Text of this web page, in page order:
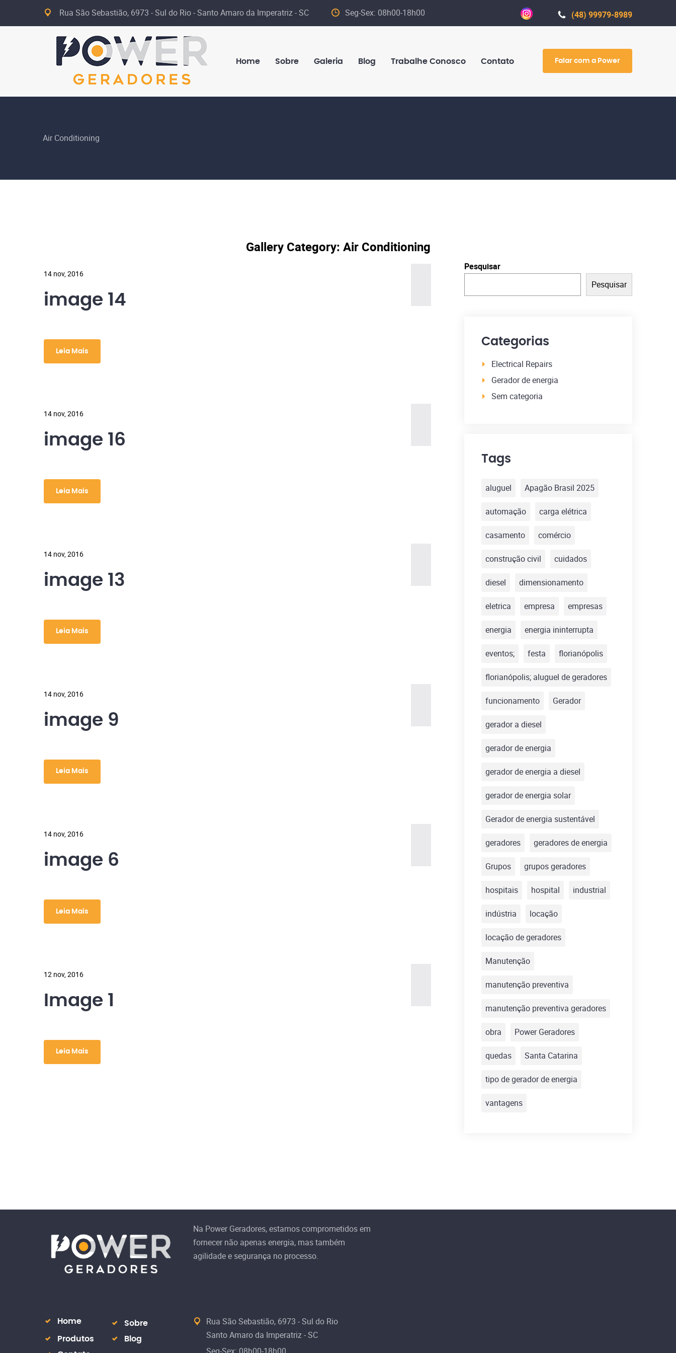
Rua São Sebastião, 6973 - Sul do Rio - Santo Amaro da Imperatriz - SC Seg-Sex: 08h00-18h00 (48) 99979-8989
Home Sobre Galeria Blog Trabalhe Conosco Contato Falar com a Power
Air Conditioning
Gallery Category: Air Conditioning
14 nov, 2016
image 14
Leia Mais
14 nov, 2016
image 16
Leia Mais
14 nov, 2016
image 13
Leia Mais
14 nov, 2016
image 9
Leia Mais
14 nov, 2016
image 6
Leia Mais
12 nov, 2016
Image 1
Leia Mais
Pesquisar
Pesquisar
Categorias
Electrical Repairs
Gerador de energia
Sem categoria
Tags
aluguel Apagão Brasil 2025
automação carga elétrica
casamento comércio
construção civil cuidados
diesel dimensionamento
eletrica empresa empresas
energia energia ininterrupta
eventos; festa florianópolis
florianópolis; aluguel de geradores
funcionamento Gerador
gerador a diesel
gerador de energia
gerador de energia a diesel
gerador de energia solar
Gerador de energia sustentável
geradores geradores de energia
Grupos grupos geradores
hospitais hospital industrial
indústria locação
locação de geradores
Manutenção
manutenção preventiva
manutenção preventiva geradores
obra Power Geradores
quedas Santa Catarina
tipo de gerador de energia
vantagens
Na Power Geradores, estamos comprometidos em
fornecer não apenas energia, mas também
agilidade e segurança no processo.
Home
Sobre
Produtos
Blog
Rua São Sebastião, 6973 - Sul do Rio
Santo Amaro da Imperatriz - SC
Seg-Sex: 08h00-18h00